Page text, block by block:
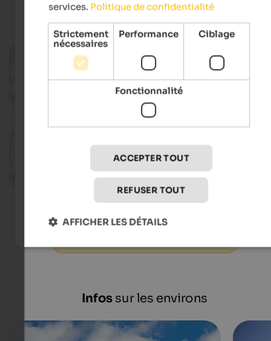
Événements
King Laurin Nights in
Village centre - Welschnofen
Church square festival
Village centre - Welschnofen
Infossur les environs
services. Politique de confidentialité
Strictement
nécessaires
Performance Ciblage
Fonctionnalité
ACCEPTER TOUT
REFUSER TOUT
AFFICHER LES DÉTAILS